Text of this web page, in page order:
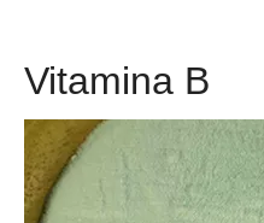
Vitamina B